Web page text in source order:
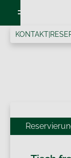
KONTAKT